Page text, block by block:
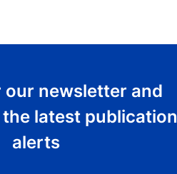
our newsletter and
latest publication
alerts